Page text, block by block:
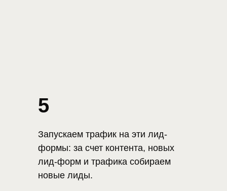
Запускаем трафик на эти лид-
формы: за счет контента, новых
лид-форм и трафика собираем
новые лиды.
5